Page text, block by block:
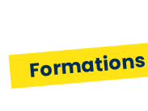
Formations